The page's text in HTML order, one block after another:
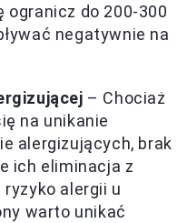
do 200-300
negatywnie na
– Chociaż
na unikanie
alergizujących, brak
ich eliminacja z
alergii u
warto unikać